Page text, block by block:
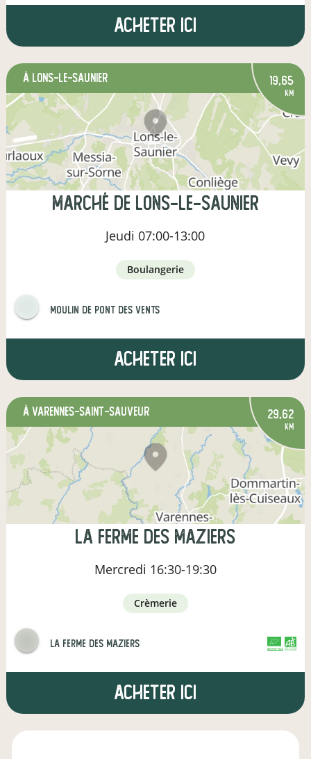
Acheter ici
à Lons-le-Saunier 19,65
km
Marché de Lons-le-Saunier
Jeudi 07:00-13:00
boulangerie
Moulin de Pont des Vents
Acheter ici
à Varennes-Saint-Sauveur 29,62
km
La Ferme des Maziers
Mercredi 16:30-19:30
crèmerie
La Ferme des Maziers
Acheter ici